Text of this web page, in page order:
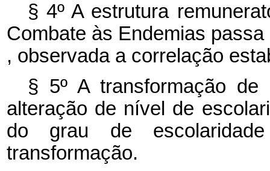
§ 4º A estrutura
Combate às Endemias
, observada a correlação
§ 5º A transformação
alteração de nível de
do grau de
transformação.